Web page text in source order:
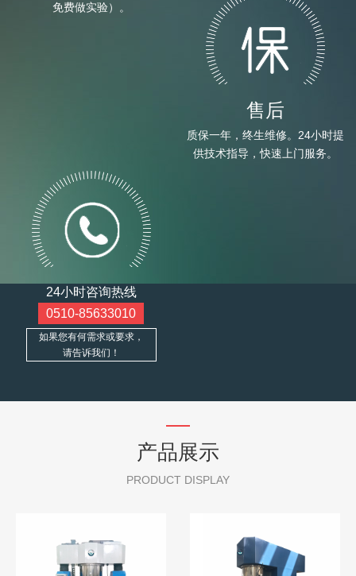
免费做实验）。
售后
质保一年，终生维修。24小时提
供技术指导，快速上门服务。
24小时咨询热线
0510-85633010
如果您有何需求或要求，
请告诉我们！
产品展示
PRODUCT DISPLAY